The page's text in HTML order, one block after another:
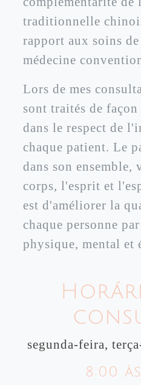
traditionnelle
rapport aux soins de
médecine
Lors de mes
sont traités de façon
dans le respect de
chaque patient. Le
dans son ensemble,
corps, l'esprit et
est d'améliorer la
chaque personne
physique, mental et
segunda-feira,
8:00